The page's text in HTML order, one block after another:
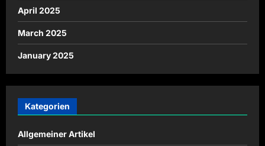
April 2025
March 2025
January 2025
Kategorien
Allgemeiner Artikel